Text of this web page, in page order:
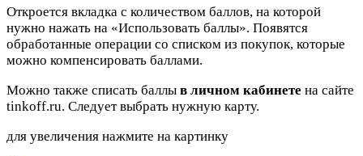
Откроется вкладка с количеством баллов, на которой
нужно нажать на «Использовать баллы». Появятся
обработанные операции со списком из покупок, которые
можно компенсировать баллами.
Можно также списать баллы в личном кабинете на сайте
tinkoff.ru. Следует выбрать нужную карту.
для увеличения нажмите на картинку